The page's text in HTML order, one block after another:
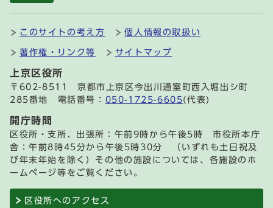
このサイトの考え方 個人情報の取扱い
著作権・リンク等 サイトマップ
上京区役所
〒602-8511 京都市上京区今出川通室町西入堀出シ町
285番地 電話番号： 050-1725-6605(代表)
開庁時間
区役所・支所、出張所：午前9時から午後5時 市役所本庁
舎：午前8時45分から午後5時30分 （いずれも土日祝及
び年末年始を除く）その他の施設については、各施設のホ
ームページ等をご覧ください。
区役所へのアクセス